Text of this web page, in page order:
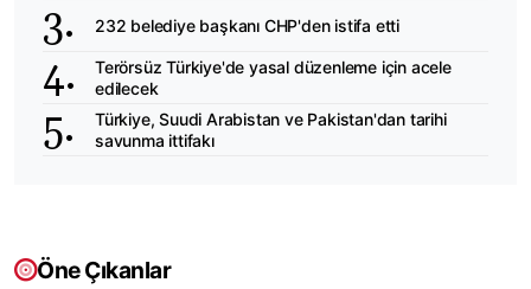
232 belediye başkanı CHP'den istifa etti
Terörsüz Türkiye'de yasal düzenleme için acele
edilecek
Türkiye, Suudi Arabistan ve Pakistan'dan tarihi
savunma ittifakı
Öne Çıkanlar